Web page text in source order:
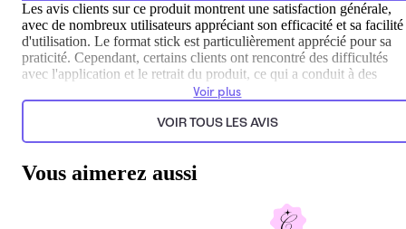
Les avis clients sur ce produit montrent une satisfaction générale,
avec de nombreux utilisateurs appréciant son efficacité et sa facilité
d'utilisation. Le format stick est particulièrement apprécié pour sa
praticité. Cependant, certains clients ont rencontré des difficultés
avec l'application et le retrait du produit, ce qui a conduit à des
expériences moins positives pour quelques utilisateurs.
Généré par l’IA à partir du texte des commentaires clients.
Voir plus
VOIR TOUS LES AVIS
Vous aimerez aussi